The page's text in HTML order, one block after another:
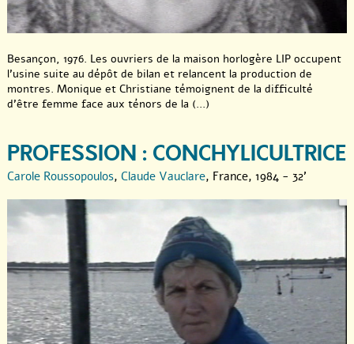
Besançon, 1976. Les ouvriers de la maison horlogère LIP occupent
l’usine suite au dépôt de bilan et relancent la production de
montres. Monique et Christiane témoignent de la difficulté
d’être femme face aux ténors de la (...)
PROFESSION : CONCHYLICULTRICE
Carole Roussopoulos, Claude Vauclare, France, 1984 - 32'